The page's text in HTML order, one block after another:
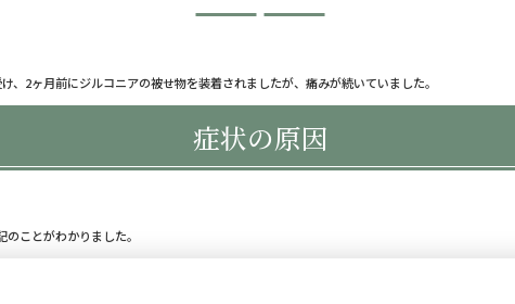
、2ヶ月前にジルコニアの被せ物を装着されましたが、痛みが続いていました。
症状の原因
ことがわかりました。